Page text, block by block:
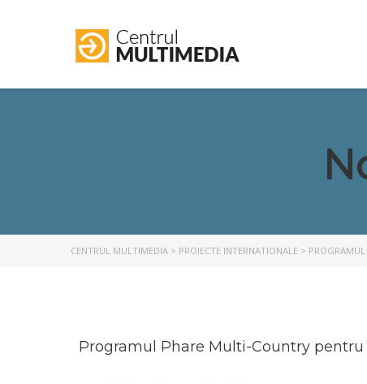
CENTRUL MULTIMEDIA > PROIECTE INTERNATIONALE >
Programul Phare Multi-Country